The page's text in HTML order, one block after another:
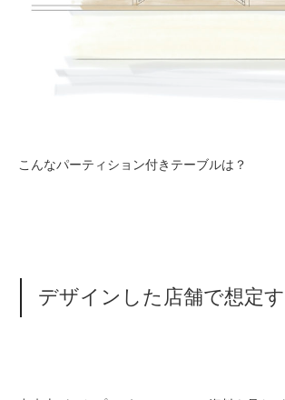
こんなパーティション付きテーブルは？
デザインした店舗で想定